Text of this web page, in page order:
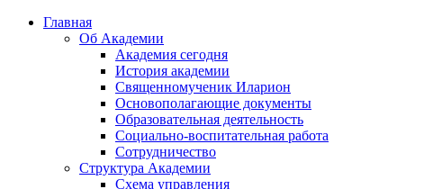
Главная
Об Академии
Академия сегодня
История академии
Священномученик Иларион
Основополагающие документы
Образовательная деятельность
Социально-воспитательная работа
Сотрудничество
Структура Академии
Схема управления